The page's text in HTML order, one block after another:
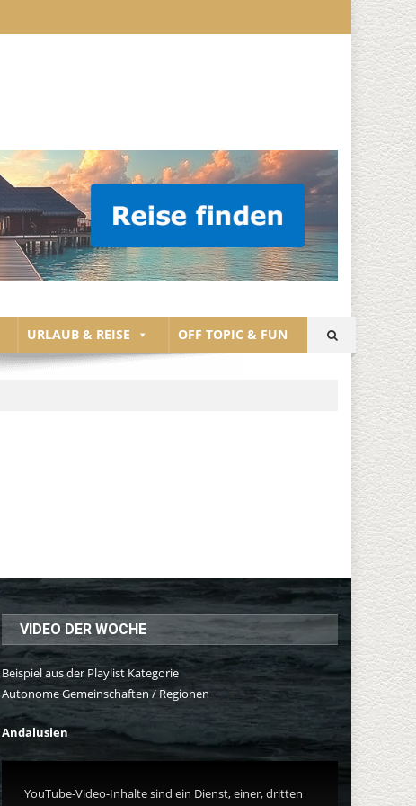
URLAUB & REISE OFF TOPIC & FUN
VIDEO DER WOCHE
Beispiel aus der Playlist Kategorie
Autonome Gemeinschaften / Regionen
Andalusien
YouTube-Video-Inhalte sind ein Dienst, einer, dritten